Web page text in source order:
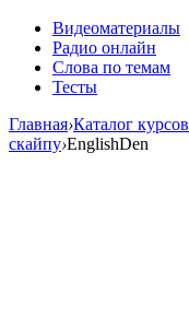
Видеоматериалы
Радио онлайн
Слова по темам
Тесты
Главная›Каталог курсов
cкайпу›EnglishDen